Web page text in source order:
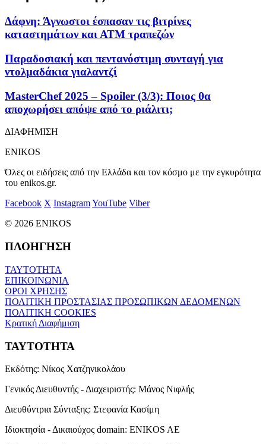
Δάφνη: Άγνωστοι έσπασαν τις βιτρίνες
καταστημάτων και ΑΤΜ τραπεζών
Παραδοσιακή και πεντανόστιμη συνταγή για
ντολμαδάκια γιαλαντζί
MasterChef 2025 – Spoiler (3/3): Ποιος θα
αποχωρήσει απόψε από το ριάλιτι;
ΔΙΑΦΗΜΙΣΗ
ENIKOS
Όλες οι ειδήσεις από την Ελλάδα και τον κόσμο με την εγκυρότητα
του enikos.gr.
Facebook X InstagramYouTube Viber
© 2026 ENIKOS
ΠΛΟΗΓΗΣΗ
ΤΑΥΤΟΤΗΤΑ
ΕΠΙΚΟΙΝΩΝΙΑ
ΟΡΟΙ ΧΡΗΣΗΣ
ΠΟΛΙΤΙΚΗ ΠΡΟΣΤΑΣΙΑΣ ΠΡΟΣΩΠΙΚΩΝ ΔΕΔΟΜΕΝΩΝ
ΠΟΛΙΤΙΚΗ COOKIES
Κρατική Διαφήμιση
ΤΑΥΤΟΤΗΤΑ
Εκδότης: Νίκος Χατζηνικολάου
Γενικός Διευθυντής - Διαχειριστής: Μάνος Νιφλής
Διευθύντρια Σύνταξης: Στεφανία Κασίμη
Ιδιοκτησία - Δικαιούχος domain: ENIKOS AE